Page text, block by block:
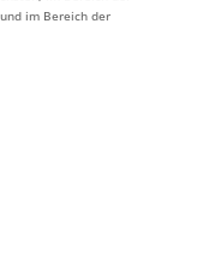
im Bereich der